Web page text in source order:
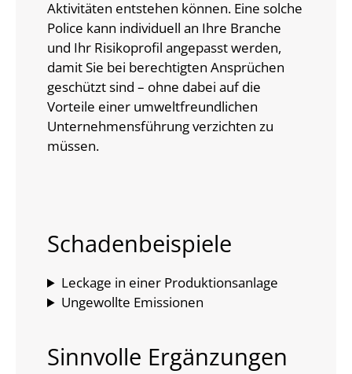
Aktivitäten entstehen können. Eine solche
Police kann individuell an Ihre Branche
und Ihr Risikoprofil angepasst werden,
damit Sie bei berechtigten Ansprüchen
geschützt sind – ohne dabei auf die
Vorteile einer umweltfreundlichen
Unternehmensführung verzichten zu
müssen.
Schadenbeispiele
Leckage in einer Produktionsanlage
Ungewollte Emissionen
Sinnvolle Ergänzungen